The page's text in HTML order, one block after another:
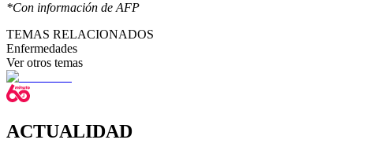
*Con información de AFP
TEMAS RELACIONADOS
Enfermedades
Ver otros temas
ACTUALIDAD